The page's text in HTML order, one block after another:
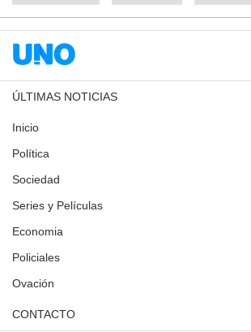
ÚLTIMAS NOTICIAS
Inicio
Política
Sociedad
Series y Películas
Economia
Policiales
Ovación
CONTACTO